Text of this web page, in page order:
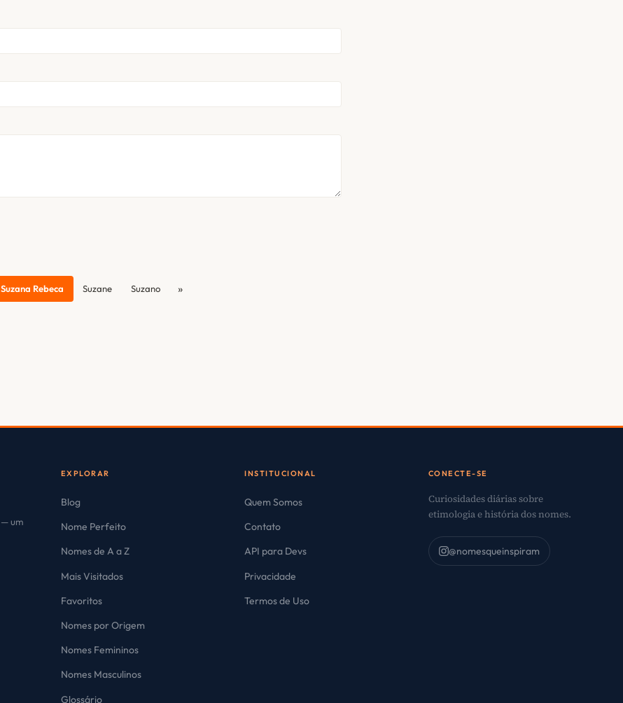
Suzana Rebeca Suzane Suzano »
um
EXPLORAR
Blog
Nome Perfeito
Nomes de A a Z
Mais Visitados
Favoritos
Nomes por Origem
Nomes Femininos
Nomes Masculinos
Glossário
INSTITUCIONAL
Quem Somos
Contato
API para Devs
Privacidade
Termos de Uso
CONECTE-SE
Curiosidades diárias sobre
etimologia e história dos nomes.
@nomesqueinspiram